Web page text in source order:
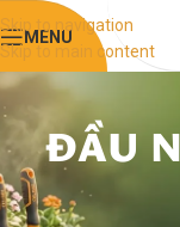
Skip to navigation
Skip to main content
MENU
ĐẦU